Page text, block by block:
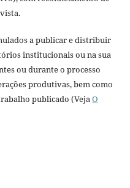
a publicar e distribuir
institucionais ou na sua
ou durante o processo
produtivas, bem como
publicado (VejaO